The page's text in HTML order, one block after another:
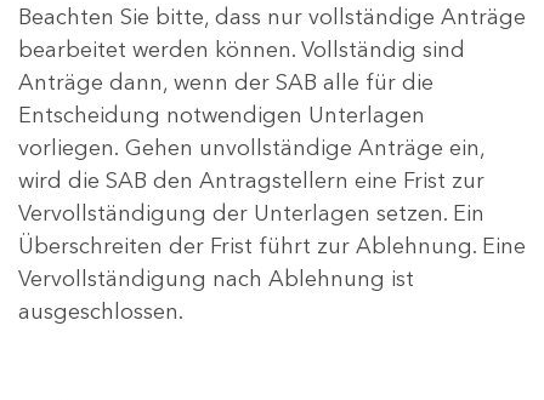
Beachten Sie bitte, dass nur vollständige Anträge
bearbeitet werden können. Vollständig sind
Anträge dann, wenn der SAB alle für die
Entscheidung notwendigen Unterlagen
vorliegen. Gehen unvollständige Anträge ein,
wird die SAB den Antragstellern eine Frist zur
Vervollständigung der Unterlagen setzen. Ein
Überschreiten der Frist führt zur Ablehnung. Eine
Vervollständigung nach Ablehnung ist
ausgeschlossen.